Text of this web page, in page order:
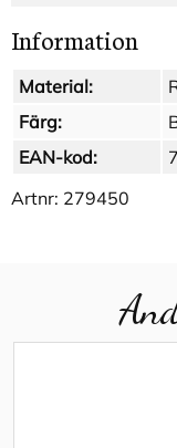
Information
Material:
Färg:
EAN-kod:
Artnr: 279450